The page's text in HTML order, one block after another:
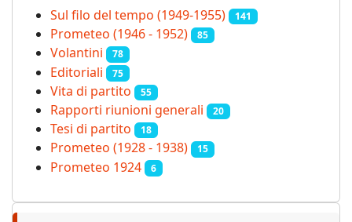
Sul filo del tempo (1949-1955) 141
Prometeo (1946 - 1952) 85
Volantini 78
Editoriali 75
Vita di partito 55
Rapporti riunioni generali 20
Tesi di partito 18
Prometeo (1928 - 1938) 15
Prometeo 1924 6